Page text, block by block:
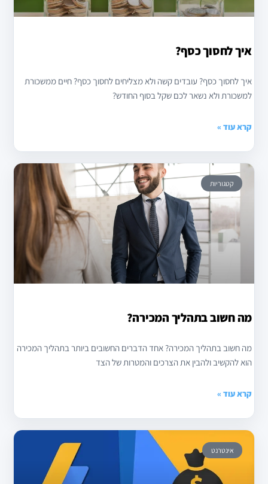
איך לחסוך כסף?
איך לחסוך כסף? עובדים קשה ולא מצליחים לחסוך כסף? חיים ממשכורת
למשכורת ולא נשאר לכם שקל בסוף החודש?
קרא עוד »
קטגוריות
מה חשוב בתהליך המכירה?
מה חשוב בתהליך המכירה? אחד הדברים החשובים ביותר בתהליך המכירה
הוא להקשיב ולהבין את הצרכים והמטרות של הצד
קרא עוד »
אינטרנט